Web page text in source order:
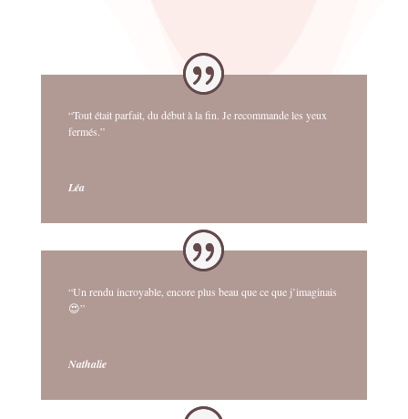
“Tout était parfait, du début à la fin. Je recommande les yeux
fermés.”
Léa
“Un rendu incroyable, encore plus beau que ce que j’imaginais
😍”
Nathalie